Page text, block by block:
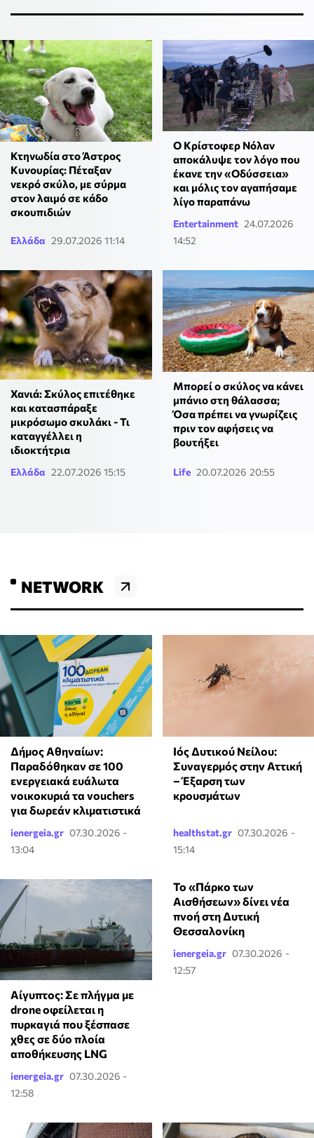
Κτηνωδία στο Άστρος
Κυνουρίας: Πέταξαν
νεκρό σκύλο, με σύρμα
στον λαιμό σε κάδο
σκουπιδιών
Ελλάδα 29.07.2026 11:14
Ο Κρίστοφερ Νόλαν
αποκάλυψε τον λόγο που
έκανε την «Οδύσσεια»
και μόλις τον αγαπήσαμε
λίγο παραπάνω
Entertainment 24.07.2026
14:52
Χανιά: Σκύλος επιτέθηκε
και κατασπάραξε
μικρόσωμο σκυλάκι - Τι
καταγγέλλει η
ιδιοκτήτρια
Ελλάδα 22.07.2026 15:15
Μπορεί ο σκύλος να κάνει
μπάνιο στη θάλασσα;
Όσα πρέπει να γνωρίζεις
πριν τον αφήσεις να
βουτήξει
Life 20.07.2026 20:55
NETWORK
Δήμος Αθηναίων:
Παραδόθηκαν σε 100
ενεργειακά ευάλωτα
νοικοκυριά τα vouchers
για δωρεάν κλιματιστικά
ienergeia.gr 07.30.2026 -
13:04
Ιός Δυτικού Νείλου:
Συναγερμός στην Αττική
– Έξαρση των
κρουσμάτων
healthstat.gr 07.30.2026 -
15:14
Αίγυπτος: Σε πλήγμα με
drone οφείλεται η
πυρκαγιά που ξέσπασε
χθες σε δύο πλοία
αποθήκευσης LNG
ienergeia.gr 07.30.2026 -
12:58
Το «Πάρκο των
Αισθήσεων» δίνει νέα
πνοή στη Δυτική
Θεσσαλονίκη
ienergeia.gr 07.30.2026 -
12:57